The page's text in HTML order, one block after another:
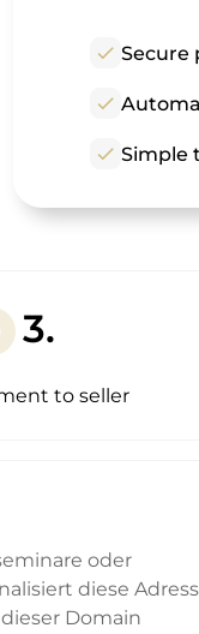
check Secure
check
check Simple
3.
to seller
oder
diese
Domain